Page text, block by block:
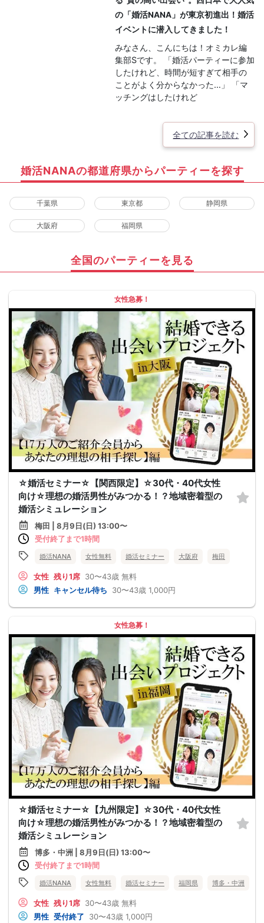
の「婚活NANA」が東京初進出！婚活
イベントに潜入してきました！
みなさん、こんにちは！オミカレ編
集部Sです。 「婚活パーティーに参加
したけれど、時間が短すぎて相手の
ことがよく分からなかった…」 「マ
ッチングはしたけれど
全ての記事を読む
婚活NANAの都道府県からパーティーを探す
千葉県 東京都 静岡県
大阪府 福岡県
全国のパーティーを見る
女性急募！
☆婚活セミナー☆【関西限定】☆30代・40代女性
向け☆理想の婚活男性がみつかる！？地域密着型の
婚活シミュレーション
梅田 | 8月9日(日) 13:00〜
受付終了まで1時間
婚活NANA 女性無料 婚活セミナー 大阪府 梅田
女性 残り1席 30〜43歳 無料
男性 キャンセル待ち 30〜43歳 1,000円
女性急募！
☆婚活セミナー☆【九州限定】☆30代・40代女性
向け☆理想の婚活男性がみつかる！？地域密着型の
婚活シミュレーション
博多・中洲 | 8月9日(日) 13:00〜
受付終了まで1時間
婚活NANA 女性無料 婚活セミナー 福岡県 博多・中洲
女性 残り1席 30〜43歳 無料
男性 受付終了 30〜43歳 1,000円